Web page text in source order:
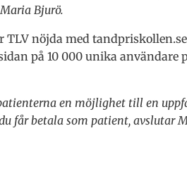
Bjurö.
nöjda med
på 10 000 unika användare
en möjlighet till en
får betala som patient, avslutar